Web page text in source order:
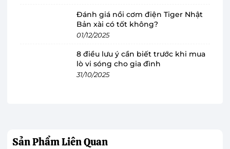
Đánh giá nồi cơm điện Tiger Nhật
Bản xài có tốt không?
01/12/2025
8 điều lưu ý cần biết trước khi mua
lò vi sóng cho gia đình
31/10/2025
Sản PhẩmLiên Quan